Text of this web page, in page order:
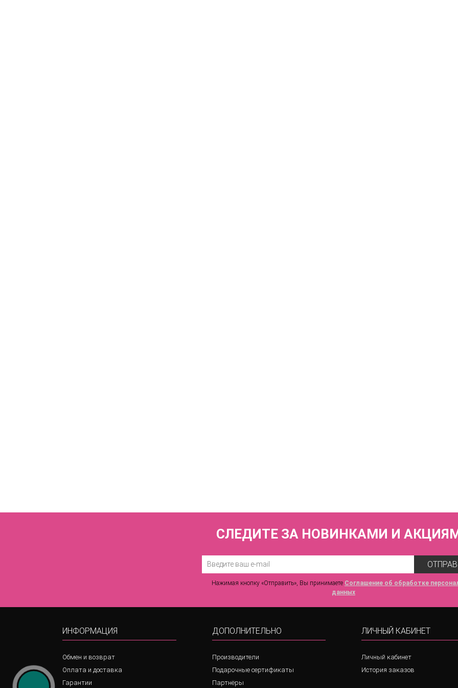
СЛЕДИТЕ ЗА НОВИНКАМИ И
Нажимая кнопку «Отправить», Вы принимаете Соглашение об обработке
данных
ИНФОРМАЦИЯ
Обмен и возврат
Оплата и доставка
Гарантии
ДОПОЛНИТЕЛЬНО
Производители
Подарочные сертификаты
Партнёры
ЛИЧНЫЙ КАБИНЕТ
Личный кабинет
История заказов